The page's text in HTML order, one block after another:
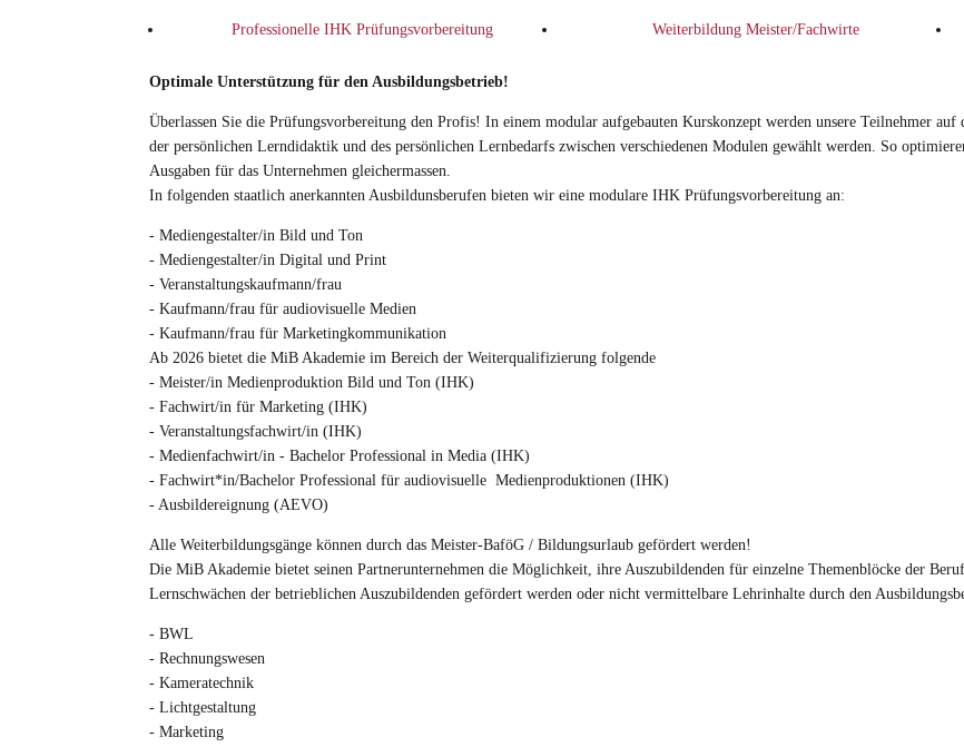
Professionelle IHK Prüfungsvorbereitung Weiterbildung Meister/Fachwirte
Optimale Unterstützung für den Ausbildungsbetrieb!
Überlassen Sie die Prüfungsvorbereitung den Profis! In einem modular aufgebauten Kurskonzept werden unsere Teilnehmer
der persönlichen Lerndidaktik und des persönlichen Lernbedarfs zwischen verschiedenen Modulen gewählt werden. So
Ausgaben für das Unternehmen gleichermassen.
In folgenden staatlich anerkannten Ausbildunsberufen bieten wir eine modulare IHK Prüfungsvorbereitung an:
- Mediengestalter/in Bild und Ton
- Mediengestalter/in Digital und Print
- Veranstaltungskaufmann/frau
- Kaufmann/frau für audiovisuelle Medien
- Kaufmann/frau für Marketingkommunikation
Ab 2026 bietet die MiB Akademie im Bereich der Weiterqualifizierung folgende
- Meister/in Medienproduktion Bild und Ton (IHK)
- Fachwirt/in für Marketing (IHK)
- Veranstaltungsfachwirt/in (IHK)
- Medienfachwirt/in - Bachelor Professional in Media (IHK)
- Fachwirt*in/Bachelor Professional für audiovisuelle Medienproduktionen (IHK)
- Ausbildereignung (AEVO)
Alle Weiterbildungsgänge können durch das Meister-BaföG / Bildungsurlaub gefördert werden!
Die MiB Akademie bietet seinen Partnerunternehmen die Möglichkeit, ihre Auszubildenden für einzelne Themenblöcke der
Lernschwächen der betrieblichen Auszubildenden gefördert werden oder nicht vermittelbare Lehrinhalte durch den
- BWL
- Rechnungswesen
- Kameratechnik
- Lichtgestaltung
- Marketing